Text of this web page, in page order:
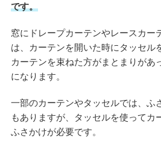
です。
窓にドレープカーテンやレースカー
は、カーテンを開いた時にタッセル
カーテンを束ねた方がまとまりがあ
になります。
一部のカーテンやタッセルでは、ふ
もありますが、タッセルを使ってカ
ふさかけが必要です。